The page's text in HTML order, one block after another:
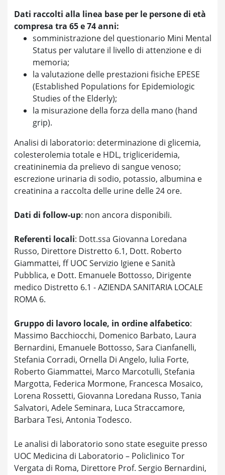
Dati raccolti alla linea base per le persone di età
compresa tra 65 e 74 anni:
somministrazione del questionario Mini Mental
Status per valutare il livello di attenzione e di
memoria;
la valutazione delle prestazioni fisiche EPESE
(Established Populations for Epidemiologic
Studies of the Elderly);
la misurazione della forza della mano (hand
grip).
Analisi di laboratorio: determinazione di glicemia,
colesterolemia totale e HDL, trigliceridemia,
creatininemia da prelievo di sangue venoso;
escrezione urinaria di sodio, potassio, albumina e
creatinina a raccolta delle urine delle 24 ore.
Dati di follow-up: non ancora disponibili.
Referenti locali: Dott.ssa Giovanna Loredana
Russo, Direttore Distretto 6.1, Dott. Roberto
Giammattei, ff UOC Servizio Igiene e Sanità
Pubblica, e Dott. Emanuele Bottosso, Dirigente
medico Distretto 6.1 - AZIENDA SANITARIA LOCALE
ROMA 6.
Gruppo di lavoro locale, in ordine alfabetico:
Massimo Bacchiocchi, Domenico Barbato, Laura
Bernardini, Emanuele Bottosso, Sara Cianfanelli,
Stefania Corradi, Ornella Di Angelo, Iulia Forte,
Roberto Giammattei, Marco Marcotulli, Stefania
Margotta, Federica Mormone, Francesca Mosaico,
Lorena Rossetti, Giovanna Loredana Russo, Tania
Salvatori, Adele Seminara, Luca Straccamore,
Barbara Tesi, Antonia Todesco.
Le analisi di laboratorio sono state eseguite presso
UOC Medicina di Laboratorio – Policlinico Tor
Vergata di Roma, Direttore Prof. Sergio Bernardini,